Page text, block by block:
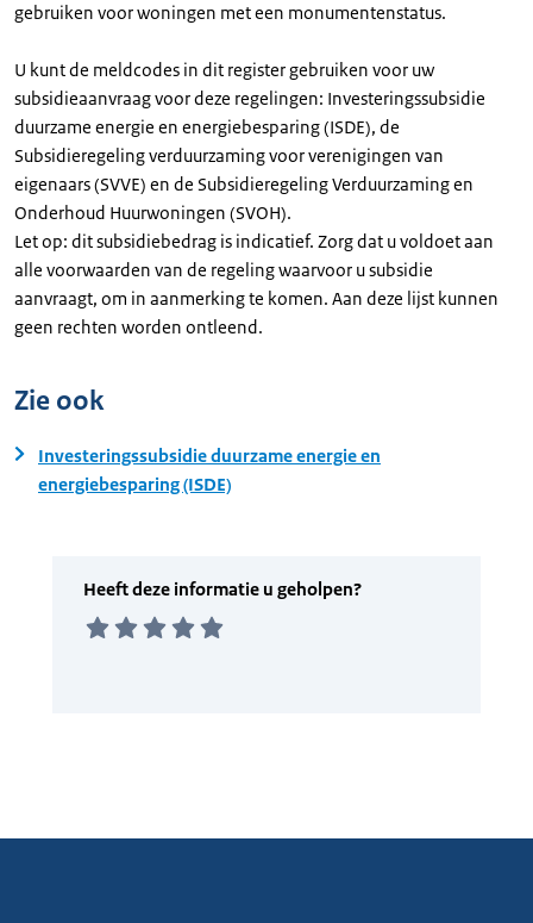
gebruiken voor woningen met een monumentenstatus.
U kunt de meldcodes in dit register gebruiken voor uw
subsidieaanvraag voor deze regelingen: Investeringssubsidie
duurzame energie en energiebesparing (ISDE), de
Subsidieregeling verduurzaming voor verenigingen van
eigenaars (SVVE) en de Subsidieregeling Verduurzaming en
Onderhoud Huurwoningen (SVOH).
Let op: dit subsidiebedrag is indicatief. Zorg dat u voldoet aan
alle voorwaarden van de regeling waarvoor u subsidie
aanvraagt, om in aanmerking te komen. Aan deze lijst kunnen
geen rechten worden ontleend.
Zie ook
Investeringssubsidie duurzame energie en
energiebesparing (ISDE)